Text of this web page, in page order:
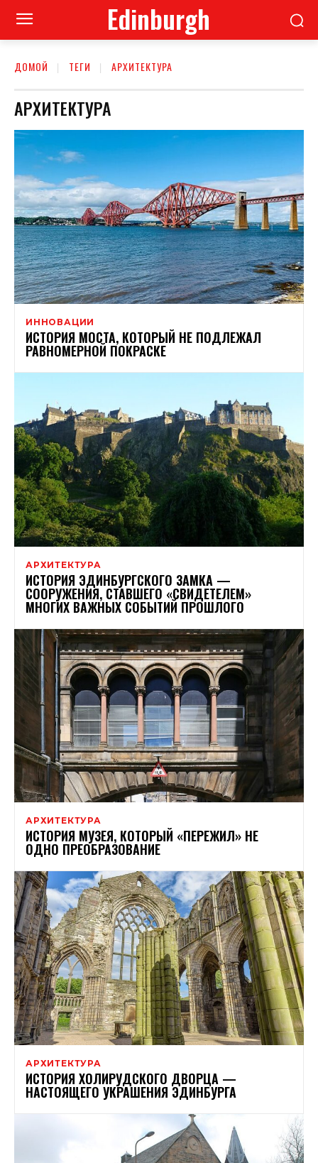
Edinburgh
ДОМОЙ ТЕГИ АРХИТЕКТУРА
АРХИТЕКТУРА
ИННОВАЦИИ
ИСТОРИЯ МОСТА, КОТОРЫЙ НЕ ПОДЛЕЖАЛ
РАВНОМЕРНОЙ ПОКРАСКЕ
АРХИТЕКТУРА
ИСТОРИЯ ЭДИНБУРГСКОГО ЗАМКА —
СООРУЖЕНИЯ, СТАВШЕГО «СВИДЕТЕЛЕМ»
МНОГИХ ВАЖНЫХ СОБЫТИЙ ПРОШЛОГО
АРХИТЕКТУРА
ИСТОРИЯ МУЗЕЯ, КОТОРЫЙ «ПЕРЕЖИЛ» НЕ
ОДНО ПРЕОБРАЗОВАНИЕ
АРХИТЕКТУРА
ИСТОРИЯ ХОЛИРУДСКОГО ДВОРЦА —
НАСТОЯЩЕГО УКРАШЕНИЯ ЭДИНБУРГА